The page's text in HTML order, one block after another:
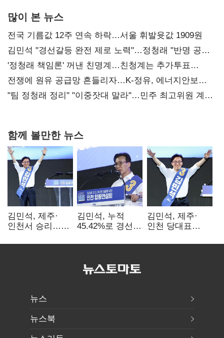
많이 본 뉴스
전국 기름값 12주 연속 하락…서울 휘발윳값 1909원
김민석 "경선갈등 완전 제로 노력"…정청래 "반명 공세
사과부터"
'정청래 책임론' 꺼낸 친명계…친청계는 추가투표
때리기
전쟁에 원유 공급망 흔들리자…K-정유, 에너지안보
핵심으로 재부상
"팀 정청래 정리" "이중잣대 말라"…민주 최고위원 계파
함께 볼만한 뉴스
김민석, 제주·
인천서 승리…
탈환'(종합)
김민석, 누적
45.42%로 경선
격차
김민석, 제주·
인천 당대표
뉴스
뉴스북